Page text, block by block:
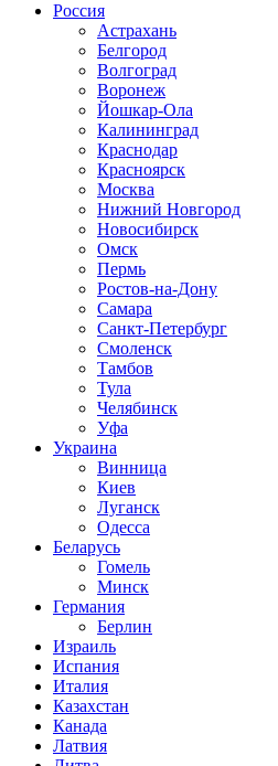
Россия
Астрахань
Белгород
Волгоград
Воронеж
Йошкар-Ола
Калининград
Краснодар
Красноярск
Москва
Нижний Новгород
Новосибирск
Омск
Пермь
Ростов-на-Дону
Самара
Санкт-Петербург
Смоленск
Тамбов
Тула
Челябинск
Уфа
Украина
Винница
Киев
Луганск
Одесса
Беларусь
Гомель
Минск
Германия
Берлин
Израиль
Испания
Италия
Казахстан
Канада
Латвия